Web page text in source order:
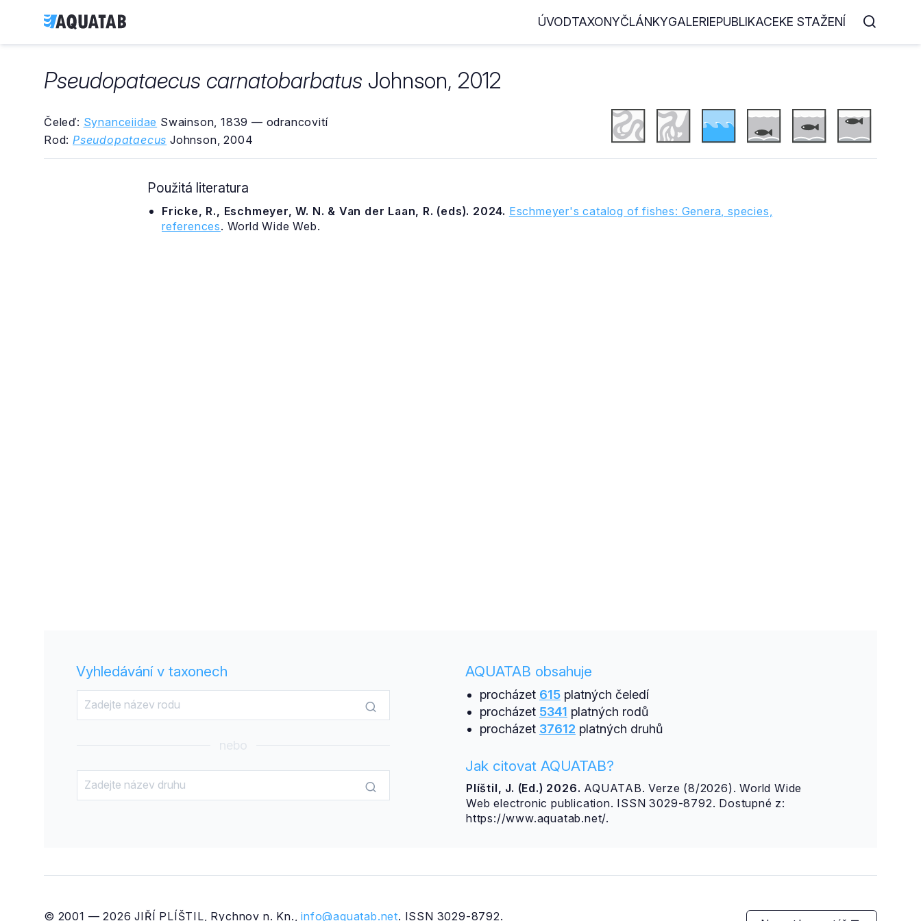
ÚVODTAXONYČLÁNKYGALERIEPUBLIKACEKE STAŽENÍ
Pseudopataecus carnatobarbatus Johnson, 2012
Čeleď: Synanceiidae Swainson, 1839 — odrancovití
Rod: Pseudopataecus Johnson, 2004
Použitá literatura
Fricke, R., Eschmeyer, W. N. & Van der Laan, R. (eds). 2024. Eschmeyer's catalog of fishes: Genera, species,
references. World Wide Web.
Vyhledávání v taxonech
nebo
AQUATAB obsahuje
procházet 615platných čeledí
procházet 5341 platných rodů
procházet 37612 platných druhů
Jak citovat AQUATAB?
Plíštil, J. (Ed.) 2026. AQUATAB. Verze (8/2026). World Wide
Web electronic publication. ISSN 3029-8792. Dostupné z:
https://www.aquatab.net/.
© 2001 — 2026 JIŘÍ PLÍŠTIL, Rychnov n. Kn.,info@aquatab.net. ISSN 3029-8792.